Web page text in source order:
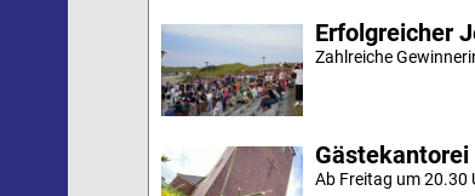
Erfolgreicher
Zahlreiche
Gästekantorei
Ab Freitag um 20.30